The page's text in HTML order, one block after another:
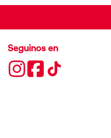
Seguinos en